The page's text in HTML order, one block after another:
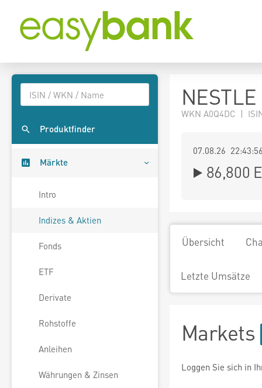
Produktfinder
Märkte
Intro
Indizes & Aktien
Fonds
ETF
Derivate
Rohstoffe
Anleihen
Währungen & Zinsen
WKN A0Q4DC |
07.08.26 22:43:56
86,800
Übersicht
Letzte Umsätze
Markets
Loggen Sie sich in